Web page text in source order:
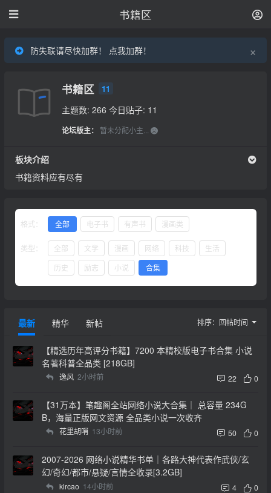
书籍区
防失联请尽快加群！ 点我加群！ ×
书籍区 11
主题数: 266 今日贴子: 11
论坛版主： 暂未分配小主...
板块介绍
书籍资料应有尽有
格式： 全部 电子书 有声书 漫画类
类型： 全部 文学 漫画 网络 科技
生活
历史
励志 小说 合集
最新 精华 新帖 排序： 回帖时间
【精选历年高评分书籍】7200 本精校版电子书合集 小说
名著科普全品类 [218GB]
逸风 2小时前 22 0
【31万本】笔趣阁全站网络小说大合集｜ 总容量 234G
B，海量正版网文资源 全品类小说一次收齐
花里胡哨 13小时前 50 0
2007-2026 网络小说精华书单｜各路大神代表作武侠/玄
幻/奇幻/都市/悬疑/言情全收录[3.2GB]
klrcao 14小时前 4 0